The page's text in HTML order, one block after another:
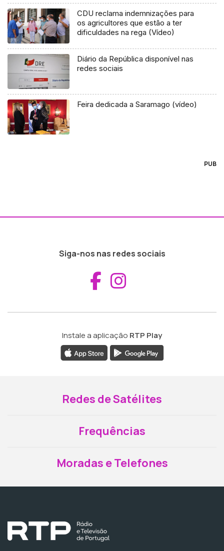
CDU reclama indemnizações para
os agricultores que estão a ter
dificuldades na rega (Vídeo)
Diário da República disponível nas
redes sociais
Feira dedicada a Saramago (vídeo)
PUB
Siga-nos nas redes sociais
Aceder ao
Instale a aplicação RTP Play
Redes de Satélites
Frequências
Moradas e Telefones